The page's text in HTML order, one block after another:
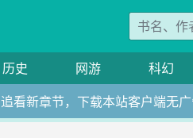
历史 网游 科幻
追看新章节，下载本站客户端无